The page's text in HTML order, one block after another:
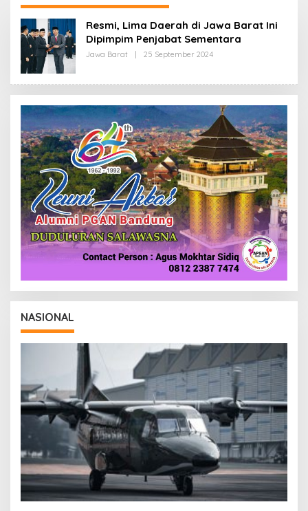
Resmi, Lima Daerah di Jawa Barat Ini
Dipimpim Penjabat Sementara
Jawa Barat 25 September 2024
H
R
A
S
I
NASIONAL